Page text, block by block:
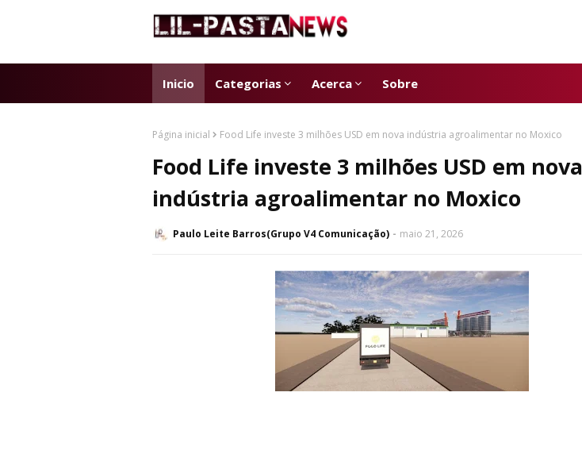
Inicio Categorias Acerca Sobre
Página inicial Food Life investe 3 milhões USD em nova indústria agroalimentar no Moxico
Food Life investe 3 milhões USD em nova
indústria agroalimentar no Moxico
Paulo Leite Barros(Grupo V4 Comunicação) maio 21, 2026